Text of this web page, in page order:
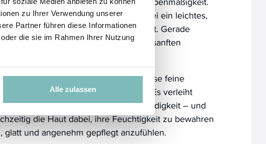
zu Ihrer Verwendung unserer
Partner führen diese Informationen
die sie im Rahmen Ihrer Nutzung
Alle zulassen
schwerere Wachse hinterlässt es dabei ein leichtes,
das die Haut nicht beschwert. Gerade
Haut profitiert von dieser sanften
verbindet auf elegante Weise feine
und hautpflegende Eigenschaften. Es verleiht
Struktur und Geschmeidigkeit – und
die Haut dabei, ihre Feuchtigkeit zu bewahren
glatt und angenehm gepflegt anzufühlen.